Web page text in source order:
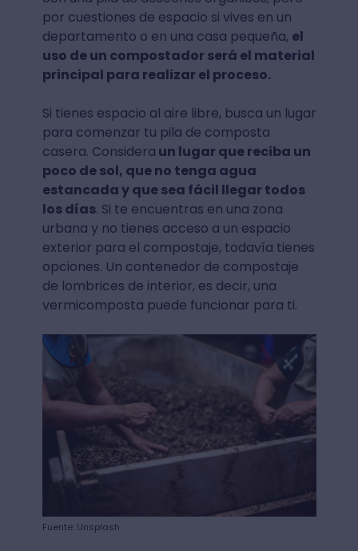
por cuestiones de espacio si vives en un
departamento o en una casa pequeña, el
uso de un compostador será el material
principal para realizar el proceso.
Si tienes espacio al aire libre, busca un lugar
para comenzar tu pila de composta
casera. Considera un lugar que reciba un
poco de sol, que no tenga agua
estancada y que sea fácil llegar todos
los días. Si te encuentras en una zona
urbana y no tienes acceso a un espacio
exterior para el compostaje, todavía tienes
opciones. Un contenedor de compostaje
de lombrices de interior, es decir, una
vermicomposta puede funcionar para ti.
Fuente: Unsplash